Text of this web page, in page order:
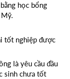
học bổng
tốt nghiệp được
là yêu cầu đầu
sinh chưa tốt